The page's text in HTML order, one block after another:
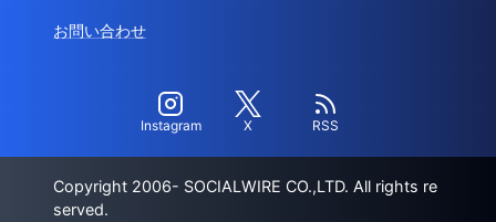
お問い合わせ
Instagram X RSS
Copyright 2006- SOCIALWIRE CO.,LTD. All rights re
served.